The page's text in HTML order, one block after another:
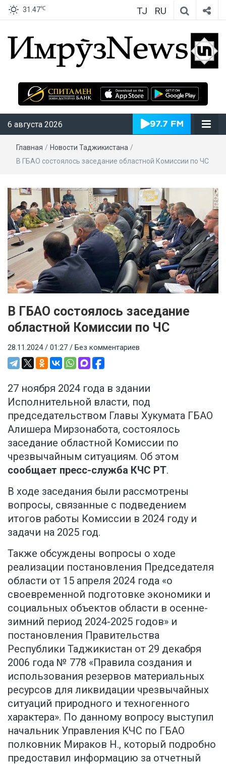
31.47℃ TJ RU
ИмрӯзNews
6 августа 2026
Главная / Новости Таджикистана /
В ГБАО состоялось заседание областной Комиссии по ЧС
В ГБАО состоялось заседание
областной Комиссии по ЧС
28.11.2024 / 01:27 / Без комментариев
27 ноября 2024 года в здании
Исполнительной власти, под
председательством Главы Хукумата ГБАО
Алишера Мирзонабота, состоялось
заседание областной Комиссии по
чрезвычайным ситуациям. Об этом
сообщает пресс-служба КЧС РТ.
В ходе заседания были рассмотрены
вопросы, связанные с подведением
итогов работы Комиссии в 2024 году и
задачи на 2025 год.
Также обсуждены вопросы о ходе
реализации постановления Председателя
области от 15 апреля 2024 года «о
своевременной подготовке экономики и
социальных объектов области в осенне-
зимний период 2024-2025 годов» и
постановления Правительства
Республики Таджикистан от 29 декабря
2006 года № 778 «Правила создания и
использования резервов материальных
ресурсов для ликвидации чрезвычайных
ситуаций природного и техногенного
характера». По данному вопросу выступил
начальник Управления КЧС по ГБАО
полковник Мираков Н., который подробно
предоставил информацию за отчетный